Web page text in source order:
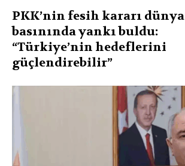
PKK’nin fesih kararı dünya
basınında yankı buldu:
“Türkiye’nin hedeflerini
güçlendirebilir”